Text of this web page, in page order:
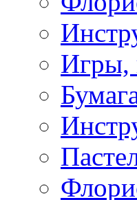
Игры,